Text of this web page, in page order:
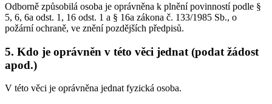
Odborně způsobilá osoba je oprávněna k plnění povinností podle §
5, 6, 6a odst. 1, 16 odst. 1 a § 16a zákona č. 133/1985 Sb., o
požární ochraně, ve znění pozdějších předpisů.
5. Kdo je oprávněn v této věci jednat (podat žádost
apod.)
V této věci je oprávněna jednat fyzická osoba.